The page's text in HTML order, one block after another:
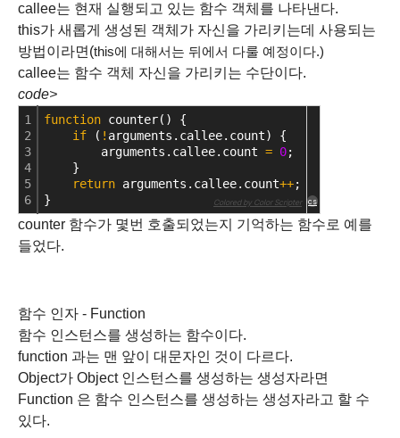
callee는 현재 실행되고 있는 함수 객체를 나타낸다.
this가 새롭게 생성된 객체가 자신을 가리키는데 사용되는
방법이라면(this에 대해서는 뒤에서 다룰 예정이다.)
callee는 함수 객체 자신을 가리키는 수단이다.
code>
1
2
3
4
5
6
function counter() {
if ( ! arguments.callee.count) {
arguments.callee.count = 0;
}
return arguments.callee.count++;
}
Colored by Color Scripter cs
counter 함수가 몇번 호출되었는지 기억하는 함수로 예를
들었다.
함수 인자 - Function
함수 인스턴스를 생성하는 함수이다.
function 과는 맨 앞이 대문자인 것이 다르다.
Object가 Object 인스턴스를 생성하는 생성자라면
Function 은 함수 인스턴스를 생성하는 생성자라고 할 수
있다.